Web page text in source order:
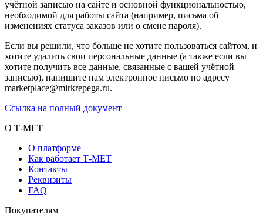
учётной записью на сайте и основной функциональностью,
необходимой для работы сайта (например, письма об
изменениях статуса заказов или о смене пароля).
Если вы решили, что больше не хотите пользоваться сайтом, и
хотите удалить свои персональные данные (а также если вы
хотите получить все данные, связанные с вашей учётной
записью), напишите нам электронное письмо по адресу
marketplace@mirkrepega.ru.
Ссылка на полный документ
О Т-МЕТ
О платформе
Как работает Т-МЕТ
Контакты
Реквизиты
FAQ
Покупателям